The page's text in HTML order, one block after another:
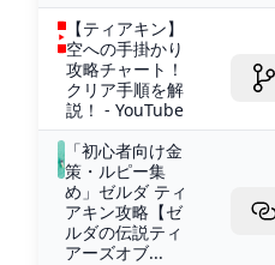
【ティアキン】
空への手掛かり
攻略チャート！
クリア手順を解
説！ - YouTube
「初心者向け金
策・ルピー集
め」ゼルダ ティ
アキン攻略【ゼ
ルダの伝説ティ
アーズオブ...